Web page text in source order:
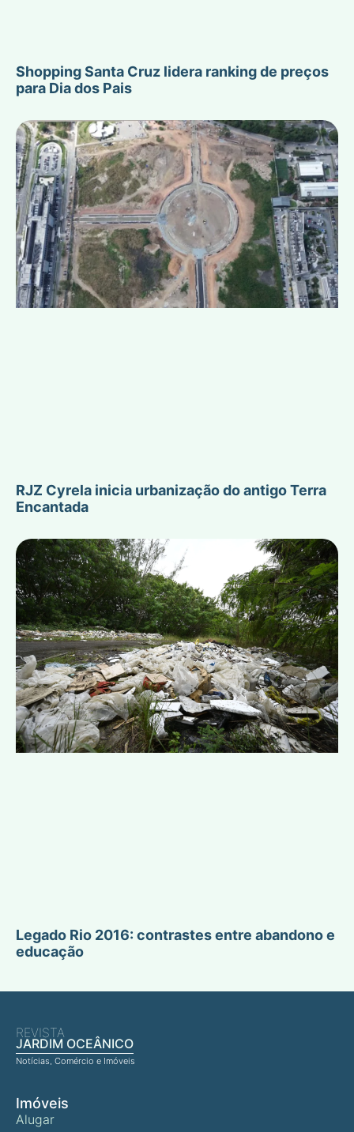
Shopping Santa Cruz lidera ranking de preços
para Dia dos Pais
RJZ Cyrela inicia urbanização do antigo Terra
Encantada
Legado Rio 2016: contrastes entre abandono e
educação
REVISTA
JARDIM OCEÂNICO
Notícias, Comércio e Imóveis
Imóveis
Alugar